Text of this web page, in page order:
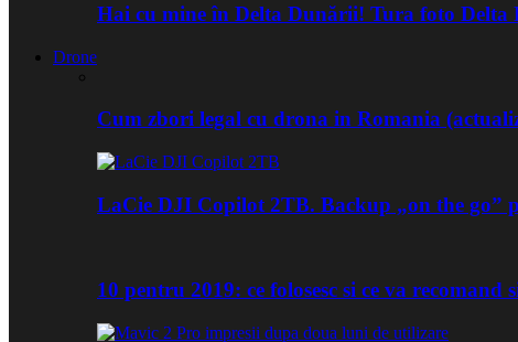
Hai cu mine în Delta Dunării! Tura foto
Drone
Cum zbori legal cu drona in Romania
LaCie DJI Copilot 2TB. Backup „on the go”
10 pentru 2019: ce folosesc si ce va recomand